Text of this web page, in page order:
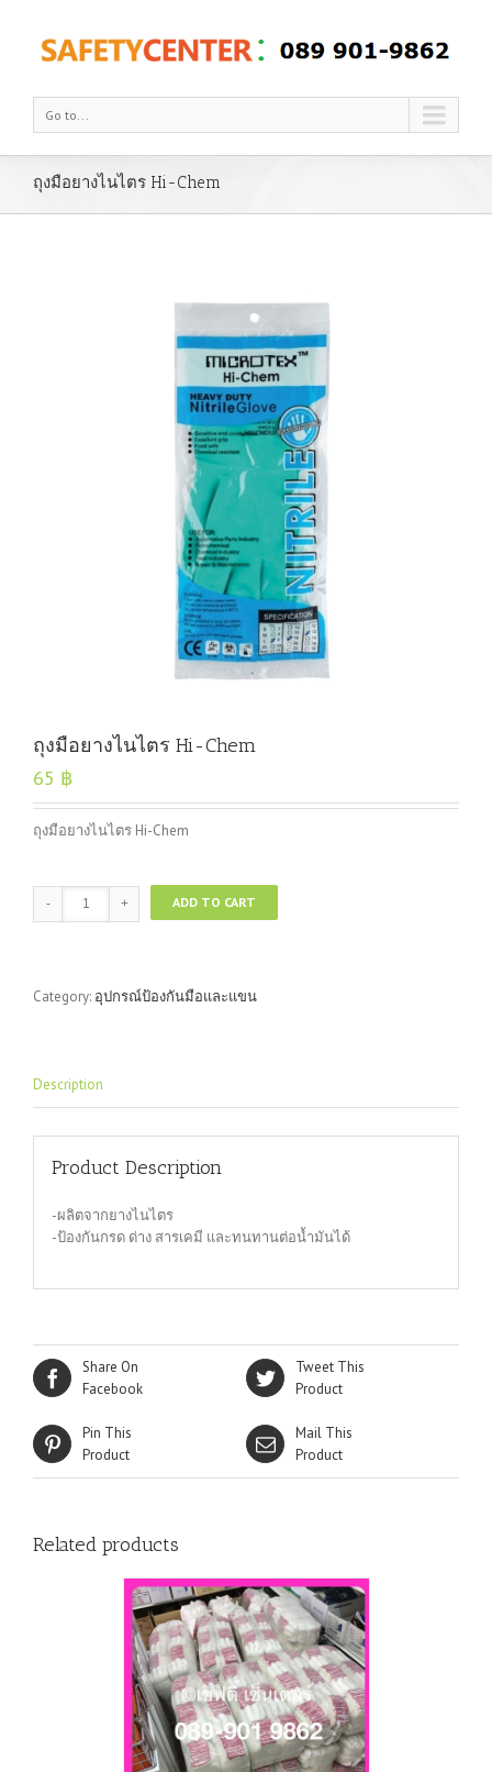
Go to...
ถุงมือยางไนไตร Hi-Chem
ถุงมือยางไนไตร Hi-Chem
65 ฿
ถุงมือยางไนไตร Hi-Chem
ถุงมือ
ยาง
Chem
ADD TO CART
Category: อุปกรณ์ป้องกันมือและแขน
Description
Product Description
-ผลิตจากยางไนไตร
-ป้องกันกรด ด่าง สารเคมี และทนทานต่อน้ำมันได้
Share On
Facebook
Tweet This
Product
Pin This
Product
Mail This
Product
Related products